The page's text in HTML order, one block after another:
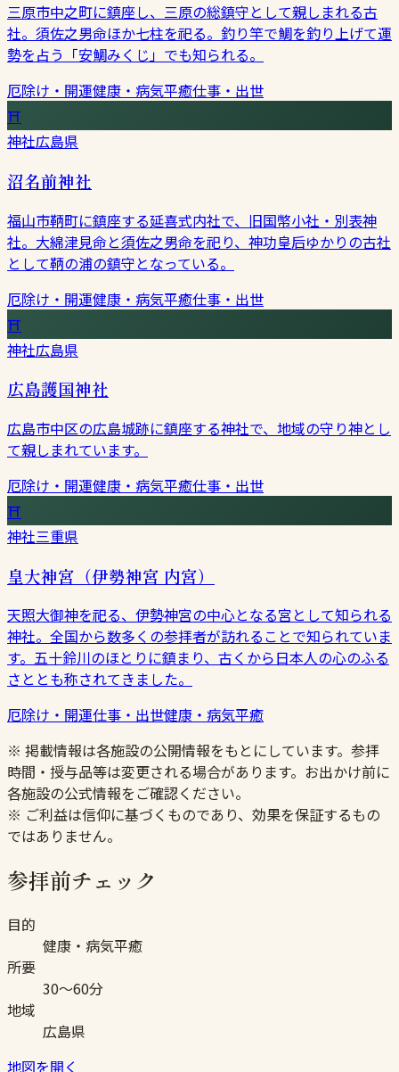
三原市中之町に鎮座し、三原の総鎮守として親しまれる古
社。須佐之男命ほか七柱を祀る。釣り竿で鯛を釣り上げて運
勢を占う「安鯛みくじ」でも知られる。
厄除け・開運健康・病気平癒仕事・出世
⛩
神社広島県
沼名前神社
福山市鞆町に鎮座する延喜式内社で、旧国幣小社・別表神
社。大綿津見命と須佐之男命を祀り、神功皇后ゆかりの古社
として鞆の浦の鎮守となっている。
厄除け・開運健康・病気平癒仕事・出世
⛩
神社広島県
広島護国神社
広島市中区の広島城跡に鎮座する神社で、地域の守り神とし
て親しまれています。
厄除け・開運健康・病気平癒仕事・出世
⛩
神社三重県
皇大神宮（伊勢神宮 内宮）
天照大御神を祀る、伊勢神宮の中心となる宮として知られる
神社。全国から数多くの参拝者が訪れることで知られていま
す。五十鈴川のほとりに鎮まり、古くから日本人の心のふる
さととも称されてきました。
厄除け・開運仕事・出世健康・病気平癒
※ 掲載情報は各施設の公開情報をもとにしています。参拝
時間・授与品等は変更される場合があります。お出かけ前に
各施設の公式情報をご確認ください。
※ ご利益は信仰に基づくものであり、効果を保証するもの
ではありません。
参拝前チェック
目的
健康・病気平癒
所要
30〜60分
地域
広島県
地図を開く